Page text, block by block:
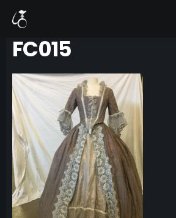
FC015